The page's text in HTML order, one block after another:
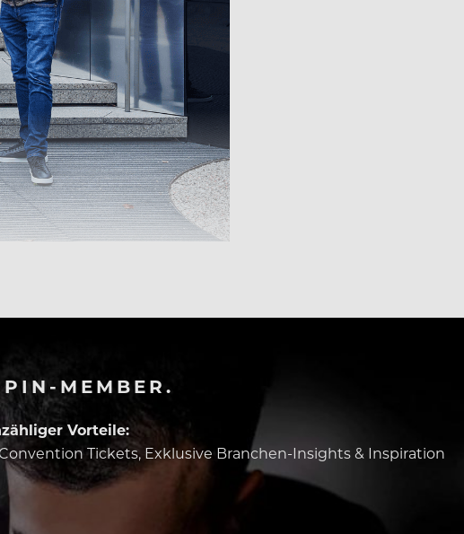
MEMBER.
Vorteile:
Tickets, Exklusive Branchen-Insights & Inspiration